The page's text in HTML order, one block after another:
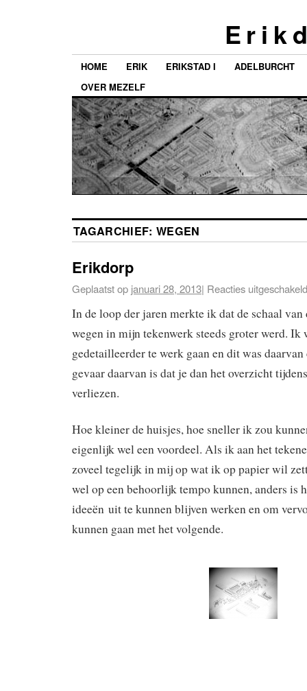
E r i k
HOME ERIK ERIKSTAD I
ADELBURCHT
OVER MEZELF
TAGARCHIEF: WEGEN
Erikdorp
Geplaatst op januari 28, 2013| Reacties uitgeschakeld
In de loop der jaren merkte ik dat de schaal van
wegen in mijn tekenwerk steeds groter werd. Ik
gedetailleerder te werk gaan en dit was
gevaar daarvan is dat je dan het overzicht
verliezen.
Hoe kleiner de huisjes, hoe sneller ik zou
eigenlijk wel een voordeel. Als ik aan het
zoveel tegelijk in mij op wat ik op papier wil
wel op een behoorlijk tempo kunnen, anders is
ideeën uit te kunnen blijven werken en om
kunnen gaan met het volgende.